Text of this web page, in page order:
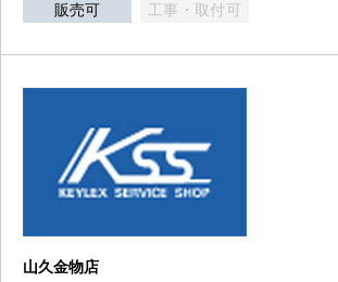
販売可 工事・取付可
山久金物店